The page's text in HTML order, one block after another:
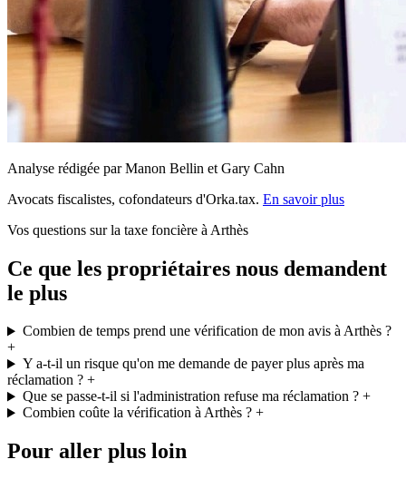
Analyse rédigée par Manon Bellin et Gary Cahn
Avocats fiscalistes, cofondateurs d'Orka.tax. En savoir plus
Vos questions sur la taxe foncière à Arthès
Ce que les propriétaires nous demandent
le plus
Combien de temps prend une vérification de mon avis à Arthès ?
+
Y a-t-il un risque qu'on me demande de payer plus après ma
réclamation ? +
Que se passe-t-il si l'administration refuse ma réclamation ?+
Combien coûte la vérification à Arthès ?+
Pour aller plus loin